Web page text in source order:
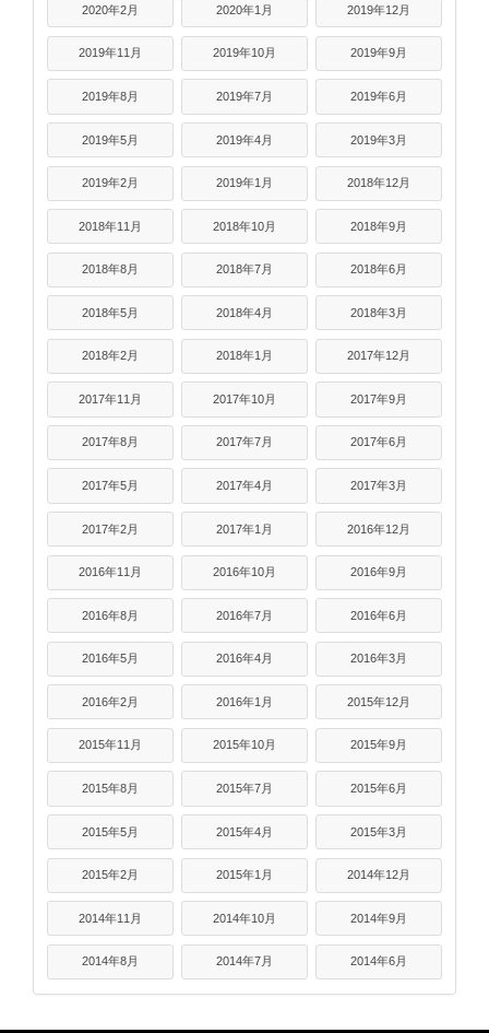
2020年2月 2020年1月 2019年12月
2019年11月 2019年10月 2019年9月
2019年8月 2019年7月 2019年6月
2019年5月 2019年4月 2019年3月
2019年2月 2019年1月 2018年12月
2018年11月 2018年10月 2018年9月
2018年8月 2018年7月 2018年6月
2018年5月 2018年4月 2018年3月
2018年2月 2018年1月 2017年12月
2017年11月 2017年10月 2017年9月
2017年8月 2017年7月 2017年6月
2017年5月 2017年4月 2017年3月
2017年2月 2017年1月 2016年12月
2016年11月 2016年10月 2016年9月
2016年8月 2016年7月 2016年6月
2016年5月 2016年4月 2016年3月
2016年2月 2016年1月 2015年12月
2015年11月 2015年10月 2015年9月
2015年8月 2015年7月 2015年6月
2015年5月 2015年4月 2015年3月
2015年2月 2015年1月 2014年12月
2014年11月 2014年10月 2014年9月
2014年8月 2014年7月 2014年6月